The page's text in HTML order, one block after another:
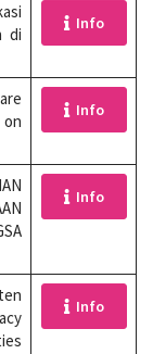
di
Info
Info
Info
Info